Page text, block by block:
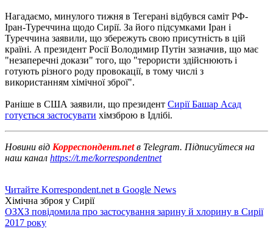
Нагадаємо, минулого тижня в Тегерані відбувся саміт РФ-
Іран-Туреччина щодо Сирії. За його підсумками Іран і
Туреччина заявили, що збережуть свою присутність в цій
країні. А президент Росії Володимир Путін зазначив, що має
"незаперечні докази" того, що "терористи здійснюють і
готують різного роду провокації, в тому числі з
використанням хімічної зброї".
Раніше в США заявили, що президент Сирії Башар Асад
готується застосувати хімзброю в Ідлібі.
Новини від Корреспондент.netв Telegram. Підписуйтеся на
наш канал https://t.me/korrespondentnet
Читайте Korrespondent.net в Google News
Хімічна зброя у Сирії
ОЗХЗ повідомила про застосування зарину й хлорину в Сирії
2017 року